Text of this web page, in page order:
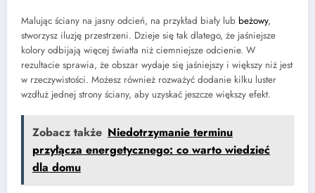
Malując ściany na jasny odcień, na przykład biały lub beżowy,
stworzysz iluzję przestrzeni. Dzieje się tak dlatego, że jaśniejsze
kolory odbijają więcej światła niż ciemniejsze odcienie. W
rezultacie sprawia, że obszar wydaje się jaśniejszy i większy niż jest
w rzeczywistości. Możesz również rozważyć dodanie kilku luster
wzdłuż jednej strony ściany, aby uzyskać jeszcze większy efekt.
Zobacz także Niedotrzymanie terminu
przyłącza energetycznego: co warto wiedzieć
dla domu